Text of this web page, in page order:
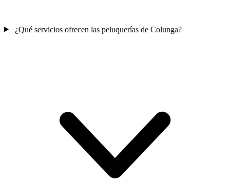
¿Qué servicios ofrecen las peluquerías de Colunga?